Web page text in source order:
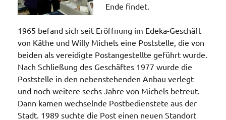
Ende findet.
1965 befand sich seit Eröffnung im Edeka-Geschäft
von Käthe und Willy Michels eine Poststelle, die von
beiden als vereidigte Postangestellte geführt wurde.
Nach Schließung des Geschäftes 1977 wurde die
Poststelle in den nebenstehenden Anbau verlegt
und noch weitere sechs Jahre von Michels betreut.
Dann kamen wechselnde Postbedienstete aus der
Stadt. 1989 suchte die Post einen neuen Standort